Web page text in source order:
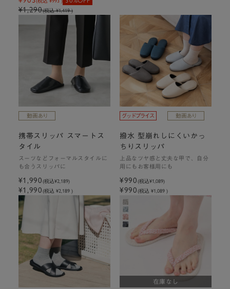
¥1,290(税込 ¥1,419 )
携帯スリッパ スマートス
タイル
スーツなどフォーマルスタイルに
も合うスリッパに
¥1,990(税込¥2,189)
¥1,990(税込 ¥2,189 )
撥水 型崩れしにくいかっ
ちりスリッパ
上品なツヤ感と丈夫な甲で、自分
用にもお客様用にも
¥990(税込¥1,089)
¥990(税込 ¥1,089 )
在庫なし